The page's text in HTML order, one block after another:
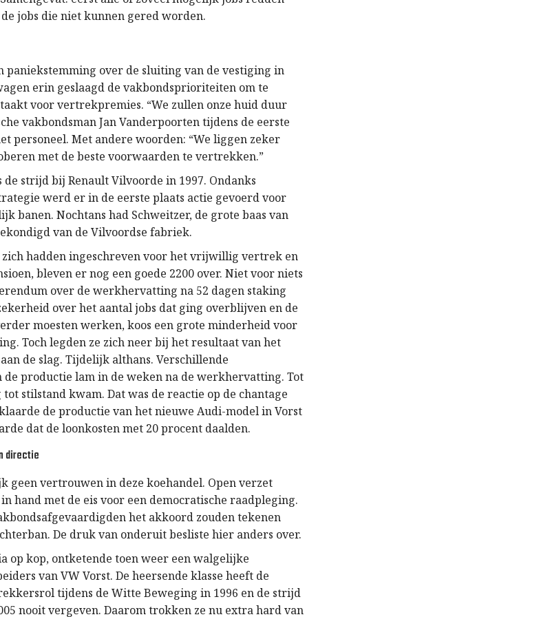
jobs die niet kunnen gered worden.
paniekstemming over de sluiting van de vestiging in
erin geslaagd de vakbondsprioriteiten om te
voor vertrekpremies. “We zullen onze huid duur
vakbondsman Jan Vanderpoorten tijdens de eerste
personeel. Met andere woorden: “We liggen zeker
met de beste voorwaarden te vertrekken.”
strijd bij Renault Vilvoorde in 1997. Ondanks
werd er in de eerste plaats actie gevoerd voor
banen. Nochtans had Schweitzer, de grote baas van
van de Vilvoordse fabriek.
hadden ingeschreven voor het vrijwillig vertrek en
bleven er nog een goede 2200 over. Niet voor niets
over de werkhervatting na 52 dagen staking
over het aantal jobs dat ging overblijven en de
moesten werken, koos een grote minderheid voor
Toch legden ze zich neer bij het resultaat van het
de slag. Tijdelijk althans. Verschillende
productie lam in de weken na de werkhervatting. Tot
stilstand kwam. Dat was de reactie op de chantage
de productie van het nieuwe Audi-model in Vorst
dat de loonkosten met 20 procent daalden.
directie
geen vertrouwen in deze koehandel. Open verzet
hand met de eis voor een democratische raadpleging.
het akkoord zouden tekenen
De druk van onderuit besliste hier anders over.
op kop, ontketende toen weer een walgelijke
van VW Vorst. De heersende klasse heeft de
tijdens de Witte Beweging in 1996 en de strijd
nooit vergeven. Daarom trokken ze nu extra hard van